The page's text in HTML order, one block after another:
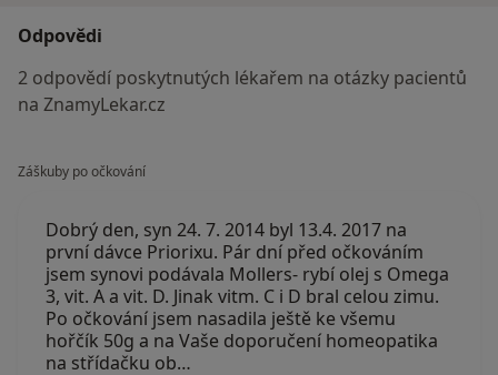
Odpovědi
2 odpovědí poskytnutých lékařem na otázky pacientů
na ZnamyLekar.cz
Záškuby po očkování
Dobrý den, syn 24. 7. 2014 byl 13.4. 2017 na
první dávce Priorixu. Pár dní před očkováním
jsem synovi podávala Mollers- rybí olej s Omega
3, vit. A a vit. D. Jinak vitm. C i D bral celou zimu.
Po očkování jsem nasadila ještě ke všemu
hořčík 50g a na Vaše doporučení homeopatika
na střídačku ob…